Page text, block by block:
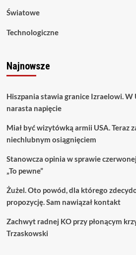
Światowe
Technologiczne
Najnowsze
Hiszpania stawia granice Izraelowi. W
narasta napięcie
Miał być wizytówką armii USA. Teraz
niechlubnym osiągnięciem
Stanowcza opinia w sprawie
„To pewne”
Żużel. Oto powód, dla którego
propozycję. Sam nawiązał kontakt
Zachwyt radnej KO przy płonącym
Trzaskowski